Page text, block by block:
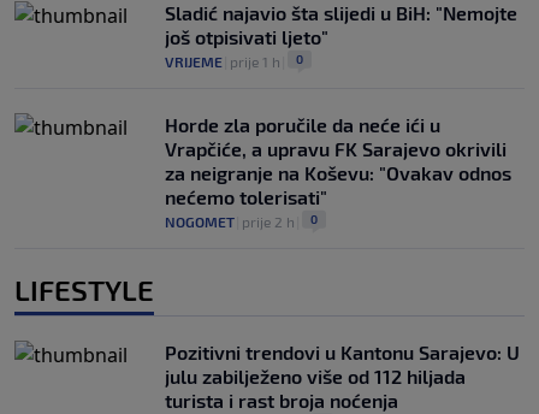
Sladić najavio šta slijedi u BiH: "Nemojte
još otpisivati ljeto"
VRIJEME prije 1 h 0
Horde zla poručile da neće ići u
Vrapčiće, a upravu FK Sarajevo okrivili
za neigranje na Koševu: "Ovakav odnos
nećemo tolerisati"
NOGOMET prije 2 h 0
LIFESTYLE
Pozitivni trendovi u Kantonu Sarajevo: U
julu zabilježeno više od 112 hiljada
turista i rast broja noćenja